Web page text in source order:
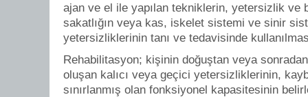
ajan ve el ile yapılan tekniklerin, yetersizlik ve
sakatlığın veya kas, iskelet sistemi ve sinir
yetersizliklerinin tanı ve tedavisinde
Rehabilitasyon; kişinin doğuştan veya
oluşan kalıcı veya geçici yetersizliklerinin,
sınırlanmış olan fonksiyonel kapasitesinin